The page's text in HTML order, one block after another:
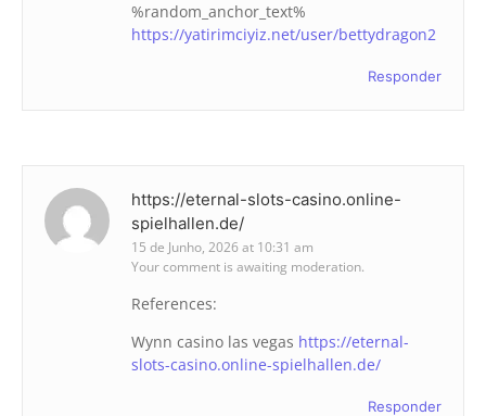
%random_anchor_text%
https://yatirimciyiz.net/user/bettydragon2
Responder
https://eternal-slots-casino.online-
spielhallen.de/
15 de Junho, 2026 at 10:31 am
Your comment is awaiting moderation.
References:
Wynn casino las vegas https://eternal-
slots-casino.online-spielhallen.de/
Responder